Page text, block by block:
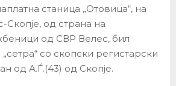
станица „Отовица“, на
Скопје, од страна на
од СВР Велес, бил
со скопски регистарски
од А.Ѓ.(43) од Скопје.